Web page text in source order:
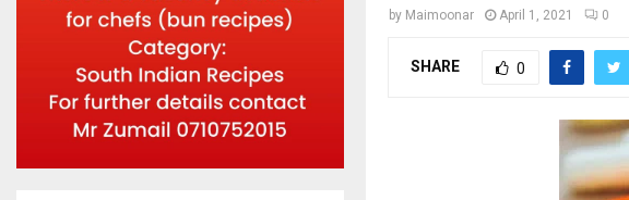
by Maimoonar April 1, 2021 0
SHARE 0